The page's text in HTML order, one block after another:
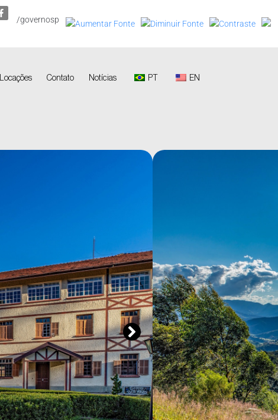
/governosp
Locações Contato Notícias PT EN